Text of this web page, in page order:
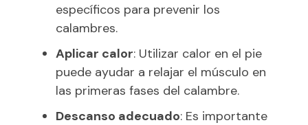
específicos para prevenir los
calambres.
Aplicar calor: Utilizar calor en el pie
puede ayudar a relajar el músculo en
las primeras fases del calambre.
Descanso adecuado: Es importante